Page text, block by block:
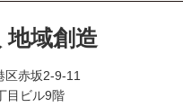
地域創造
区赤坂2-9-11
目ビル9階